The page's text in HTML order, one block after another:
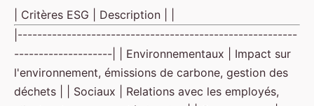
| Critères ESG | Description | |
|---------------------------------------------------------
--------------------| | Environnementaux | Impact sur
l'environnement, émissions de carbone, gestion des
déchets | | Sociaux | Relations avec les employés,